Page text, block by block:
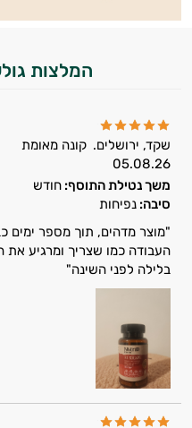
המלצות
שקד, ירושלים. קונה מאומת
05.08.26
משך נטילת התוסף: חודש
סיבה: נפיחות
"מוצר מדהים, תוך מספר
העבודה כמו שצריך ומרגיע את
בלילה לפני השינה"